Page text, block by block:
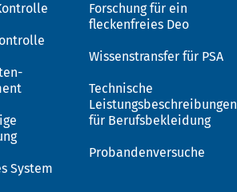
System
Forschung für ein
fleckenfreies Deo
Wissenstransfer für PSA
Technische
Leistungsbeschreibungen
für Berufsbekleidung
Probandenversuche